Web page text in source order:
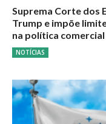
Suprema Corte dos
Trump e impõe
na política comercial
NOTÍCIAS